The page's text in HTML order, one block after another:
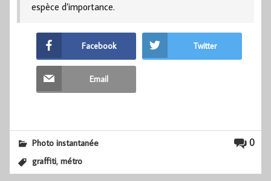
espèce d’importance.
Facebook Twitter
Email
0
Photo instantanée
graffiti,métro